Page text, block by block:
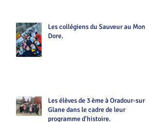
Les collégiens du Sauveur au Mont-
Dore.
Les élèves de 3 ème à Oradour-sur-
Glane dans le cadre de leur
programme d'histoire.